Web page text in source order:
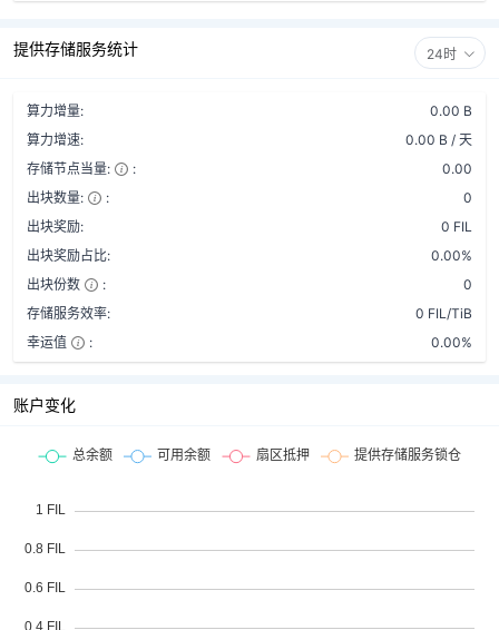
提供存储服务统计 24时
算力增量:
0.00 B
算力增速:
0.00 B / 天
存储节点当量:
:
0.00
出块数量:
:
0
出块奖励:
0 FIL
出块奖励占比:
0.00%
出块份数
:
0
存储服务效率:
0 FIL/TiB
幸运值
: 0.00%
账户变化